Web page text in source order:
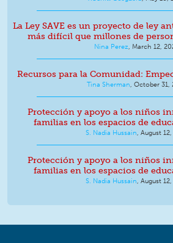
La Ley SAVE es un proyecto de ley
más difícil que millones de
Nina Perez, March 12,
Recursos para la Comunidad:
Tina Sherman, October 31,
Protección y apoyo a los niños
familias en los espacios de
S. Nadia Hussain, August
Protección y apoyo a los niños
familias en los espacios de
S. Nadia Hussain, August